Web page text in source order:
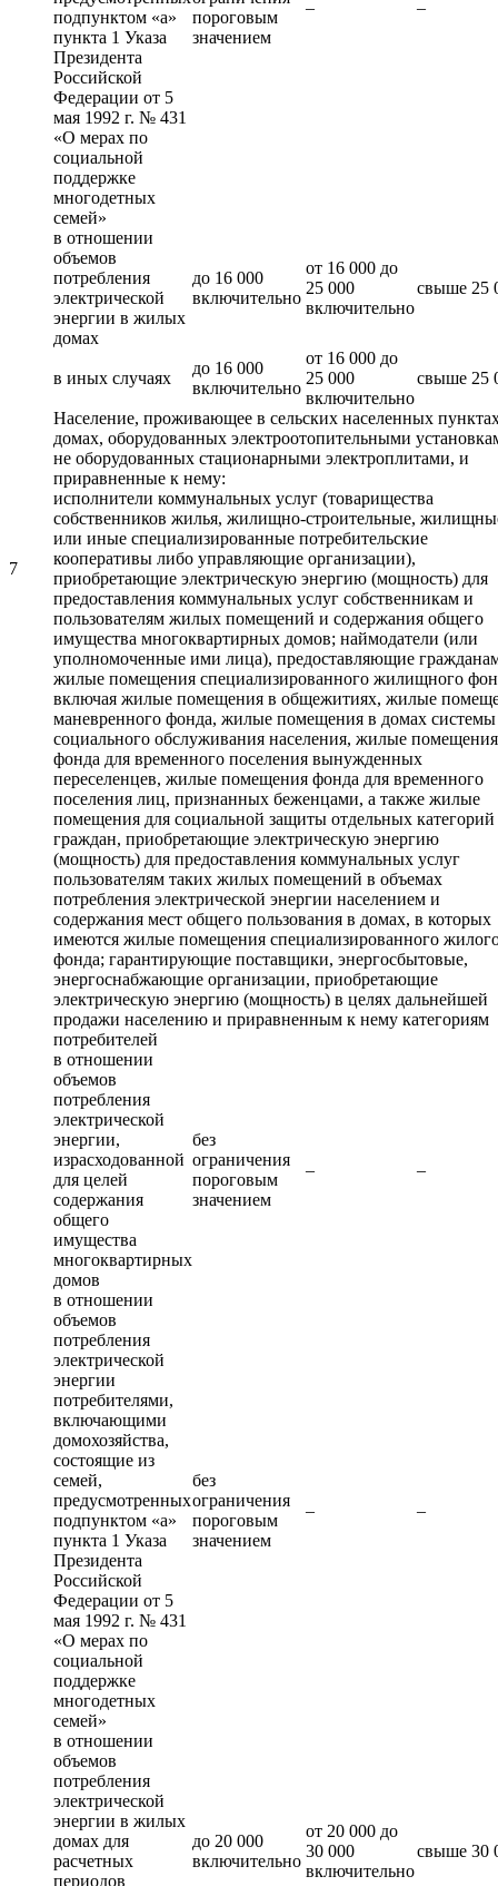
подпунктом «а»
пункта 1 Указа
Президента
Российской
Федерации от 5
мая 1992 г. № 431
«О мерах по
социальной
поддержке
многодетных
семей»
пороговым
значением
– –
в отношении
объемов
потребления
электрической
энергии в жилых
домах
до 16 000
включительно
от 16 000 до
25 000
включительно
свыше 25
в иных случаях
до 16 000
включительно
от 16 000 до
25 000
включительно
свыше 25
7
Население, проживающее в сельских населенных
домах, оборудованных электроотопительными
не оборудованных стационарными электроплитами, и
приравненные к нему:
исполнители коммунальных услуг (товарищества
собственников жилья, жилищно-строительные,
или иные специализированные потребительские
кооперативы либо управляющие организации),
приобретающие электрическую энергию (мощность) для
предоставления коммунальных услуг собственникам и
пользователям жилых помещений и содержания общего
имущества многоквартирных домов; наймодатели (или
уполномоченные ими лица), предоставляющие
жилые помещения специализированного жилищного
включая жилые помещения в общежитиях, жилые
маневренного фонда, жилые помещения в домах
социального обслуживания населения, жилые помещения
фонда для временного поселения вынужденных
переселенцев, жилые помещения фонда для временного
поселения лиц, признанных беженцами, а также жилые
помещения для социальной защиты отдельных категорий
граждан, приобретающие электрическую энергию
(мощность) для предоставления коммунальных услуг
пользователям таких жилых помещений в объемах
потребления электрической энергии населением и
содержания мест общего пользования в домах, в которых
имеются жилые помещения специализированного
фонда; гарантирующие поставщики, энергосбытовые,
энергоснабжающие организации, приобретающие
электрическую энергию (мощность) в целях дальнейшей
продажи населению и приравненным к нему категориям
потребителей
в отношении
объемов
потребления
электрической
энергии,
израсходованной
для целей
содержания
общего
имущества
многоквартирных
домов
без
ограничения
пороговым
значением
– –
в отношении
объемов
потребления
электрической
энергии
потребителями,
включающими
домохозяйства,
состоящие из
семей,
предусмотренных
подпунктом «а»
пункта 1 Указа
Президента
Российской
Федерации от 5
мая 1992 г. № 431
«О мерах по
социальной
поддержке
многодетных
семей»
без
ограничения
пороговым
значением
– –
в отношении
объемов
потребления
электрической
энергии в жилых
домах для
расчетных
периодов
до 20 000
включительно
от 20 000 до
30 000
включительно
свыше 30